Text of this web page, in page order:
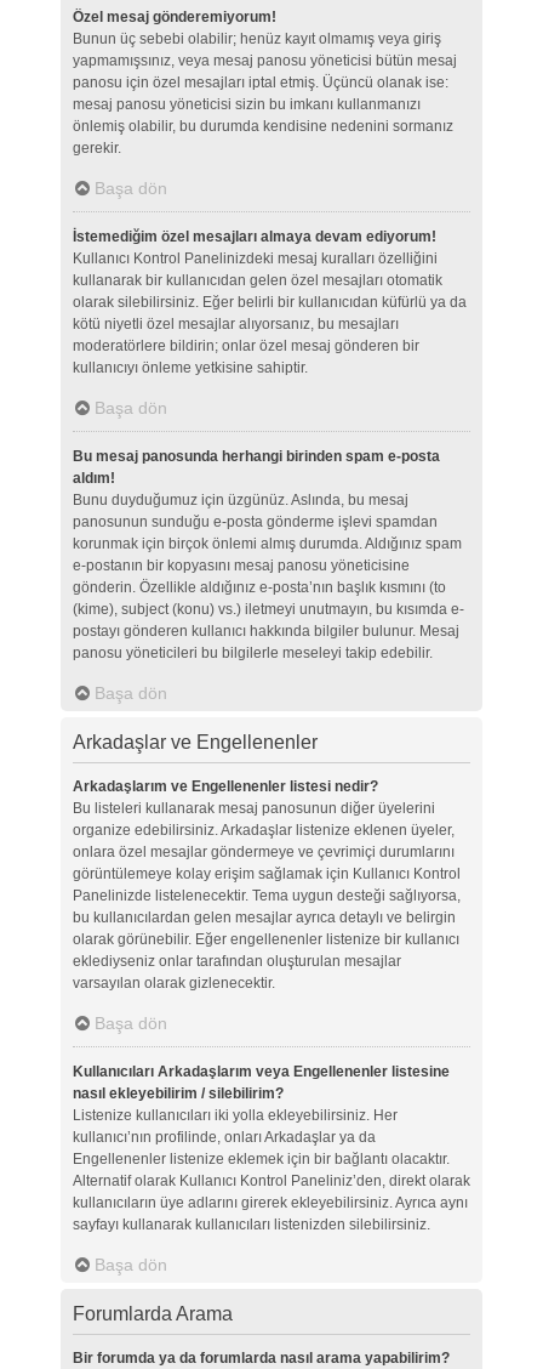
Özel mesaj gönderemiyorum!
Bunun üç sebebi olabilir; henüz kayıt olmamış veya giriş
yapmamışsınız, veya mesaj panosu yöneticisi bütün mesaj
panosu için özel mesajları iptal etmiş. Üçüncü olanak ise:
mesaj panosu yöneticisi sizin bu imkanı kullanmanızı
önlemiş olabilir, bu durumda kendisine nedenini sormanız
gerekir.
Başa dön
İstemediğim özel mesajları almaya devam ediyorum!
Kullanıcı Kontrol Panelinizdeki mesaj kuralları özelliğini
kullanarak bir kullanıcıdan gelen özel mesajları otomatik
olarak silebilirsiniz. Eğer belirli bir kullanıcıdan küfürlü ya da
kötü niyetli özel mesajlar alıyorsanız, bu mesajları
moderatörlere bildirin; onlar özel mesaj gönderen bir
kullanıcıyı önleme yetkisine sahiptir.
Başa dön
Bu mesaj panosunda herhangi birinden spam e-posta
aldım!
Bunu duyduğumuz için üzgünüz. Aslında, bu mesaj
panosunun sunduğu e-posta gönderme işlevi spamdan
korunmak için birçok önlemi almış durumda. Aldığınız spam
e-postanın bir kopyasını mesaj panosu yöneticisine
gönderin. Özellikle aldığınız e-posta’nın başlık kısmını (to
(kime), subject (konu) vs.) iletmeyi unutmayın, bu kısımda e-
postayı gönderen kullanıcı hakkında bilgiler bulunur. Mesaj
panosu yöneticileri bu bilgilerle meseleyi takip edebilir.
Başa dön
Arkadaşlar ve Engellenenler
Arkadaşlarım ve Engellenenler listesi nedir?
Bu listeleri kullanarak mesaj panosunun diğer üyelerini
organize edebilirsiniz. Arkadaşlar listenize eklenen üyeler,
onlara özel mesajlar göndermeye ve çevrimiçi durumlarını
görüntülemeye kolay erişim sağlamak için Kullanıcı Kontrol
Panelinizde listelenecektir. Tema uygun desteği sağlıyorsa,
bu kullanıcılardan gelen mesajlar ayrıca detaylı ve belirgin
olarak görünebilir. Eğer engellenenler listenize bir kullanıcı
eklediyseniz onlar tarafından oluşturulan mesajlar
varsayılan olarak gizlenecektir.
Başa dön
Kullanıcıları Arkadaşlarım veya Engellenenler listesine
nasıl ekleyebilirim / silebilirim?
Listenize kullanıcıları iki yolla ekleyebilirsiniz. Her
kullanıcı’nın profilinde, onları Arkadaşlar ya da
Engellenenler listenize eklemek için bir bağlantı olacaktır.
Alternatif olarak Kullanıcı Kontrol Paneliniz’den, direkt olarak
kullanıcıların üye adlarını girerek ekleyebilirsiniz. Ayrıca aynı
sayfayı kullanarak kullanıcıları listenizden silebilirsiniz.
Başa dön
Forumlarda Arama
Bir forumda ya da forumlarda nasıl arama yapabilirim?